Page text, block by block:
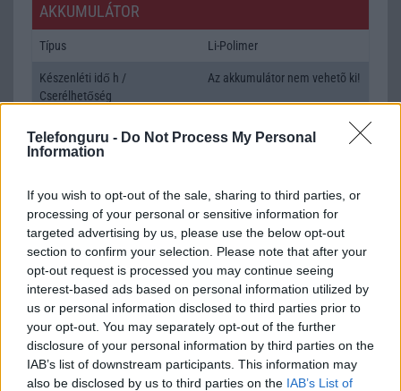
Telefonguru - Do Not Process My Personal
Information
If you wish to opt-out of the sale, sharing to third parties, or
processing of your personal or sensitive information for
targeted advertising by us, please use the below opt-out
section to confirm your selection. Please note that after your
opt-out request is processed you may continue seeing
interest-based ads based on personal information utilized by
us or personal information disclosed to third parties prior to
your opt-out. You may separately opt-out of the further
disclosure of your personal information by third parties on the
IAB’s list of downstream participants. This information may
also be disclosed by us to third parties on the IAB’s List of
AKKUMULÁTOR
Típus Li-Polimer
Készenléti idő h /
Cserélhetőség
Az akkumulátor nem vehetõ ki!
Gyorstöltés
Java Nincs
Flash /Ujjlenyomat olvasó Fingerprint sensor
SNS integráció alap szolgáltatás
Organizer alap szolgáltatás
T9 szótár alkalmazás független szótár
Office alkalmazások alap szolgáltatás